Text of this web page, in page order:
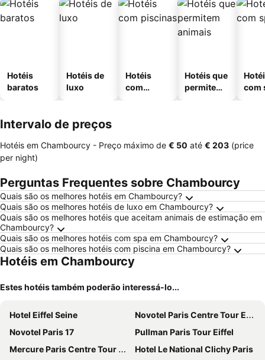
Hotéis
baratos
Hotéis de
luxo
Hotéis
com
Hotéis que
permitem
com
Intervalo de preços
Hotéis em Chambourcy - Preço máximo de ‎€ 50 até ‎€ 203 (price
per night)
Perguntas Frequentes sobre Chambourcy
Quais são os melhores hotéis em Chambourcy?
Quais são os melhores hotéis de luxo em Chambourcy?
Quais são os melhores hotéis que aceitam animais de estimação em
Chambourcy?
Quais são os melhores hotéis com spa em Chambourcy?
Quais são os melhores hotéis com piscina em Chambourcy?
Hotéis em Chambourcy
Estes hotéis também poderão interessá-lo...
Hotel Eiffel Seine
Novotel Paris Centre Tour Eiffel
Novotel Paris 17
Pullman Paris Tour Eiffel
Mercure Paris Centre Tour Eiffel
Hotel Le National Clichy Paris